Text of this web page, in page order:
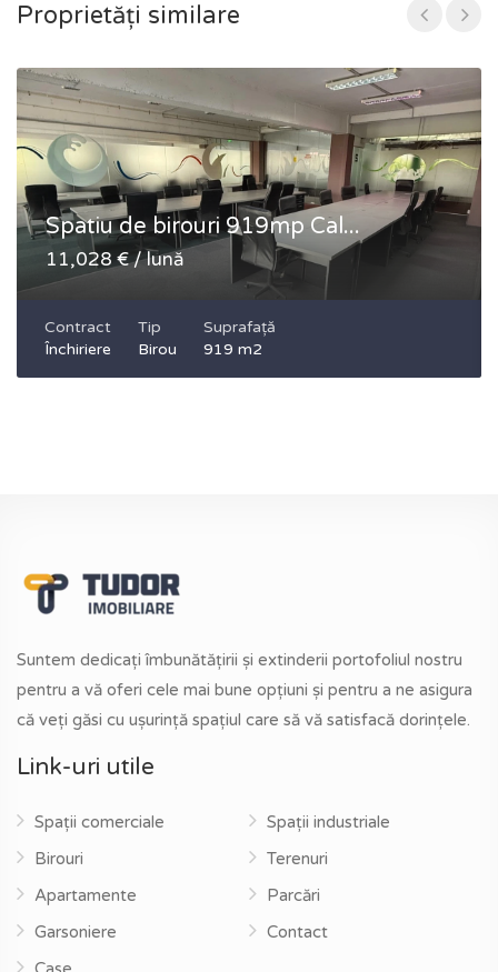
Proprietăți similare
Spatiu de birouri 919mp Cal...
11,028 € / lună
Contract
Închiriere
Tip
Birou
Suprafață
919 m2
Suntem dedicați îmbunătățirii și extinderii portofoliul nostru
pentru a vă oferi cele mai bune opțiuni și pentru a ne asigura
că veți găsi cu ușurință spațiul care să vă satisfacă dorințele.
Link-uri utile
Spații comerciale
Birouri
Apartamente
Garsoniere
Spații industriale
Terenuri
Parcări
Contact